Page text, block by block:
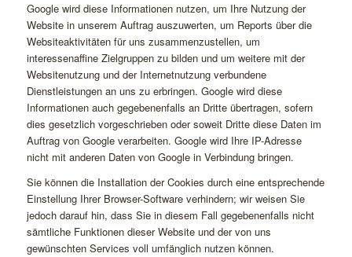
Google wird diese Informationen nutzen, um Ihre Nutzung der
Website in unserem Auftrag auszuwerten, um Reports über die
Websiteaktivitäten für uns zusammenzustellen, um
interessenaffine Zielgruppen zu bilden und um weitere mit der
Websitenutzung und der Internetnutzung verbundene
Dienstleistungen an uns zu erbringen. Google wird diese
Informationen auch gegebenenfalls an Dritte übertragen, sofern
dies gesetzlich vorgeschrieben oder soweit Dritte diese Daten im
Auftrag von Google verarbeiten. Google wird Ihre IP-Adresse
nicht mit anderen Daten von Google in Verbindung bringen.
Sie können die Installation der Cookies durch eine entsprechende
Einstellung Ihrer Browser-Software verhindern; wir weisen Sie
jedoch darauf hin, dass Sie in diesem Fall gegebenenfalls nicht
sämtliche Funktionen dieser Website und der von uns
gewünschten Services voll umfänglich nutzen können.